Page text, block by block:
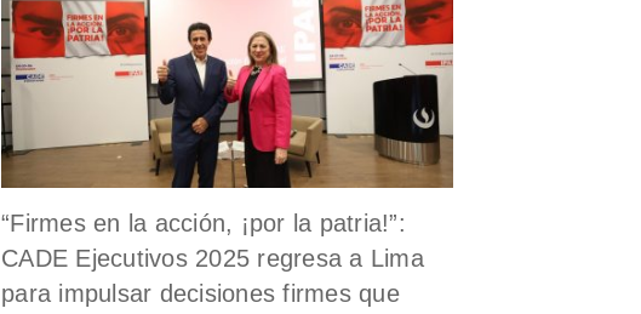
“Firmes en la acción, ¡por la patria!”:
CADE Ejecutivos 2025 regresa a Lima
para impulsar decisiones firmes que